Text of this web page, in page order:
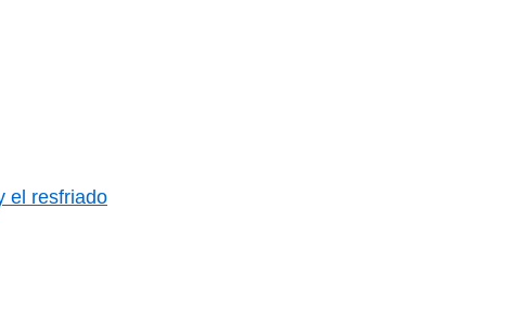
el resfriado